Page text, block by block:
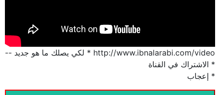
http://www.ibnalarabi.com/video * لكي يصلك ما هو جديد --
* الاشتراك في القناة
* إعجاب